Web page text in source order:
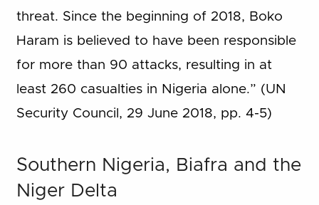
threat. Since the beginning of 2018, Boko
Haram is believed to have been responsible
for more than 90 attacks, resulting in at
least 260 casualties in Nigeria alone.” (UN
Security Council, 29 June 2018, pp. 4-5)
Southern Nigeria, Biafra and the
Niger Delta